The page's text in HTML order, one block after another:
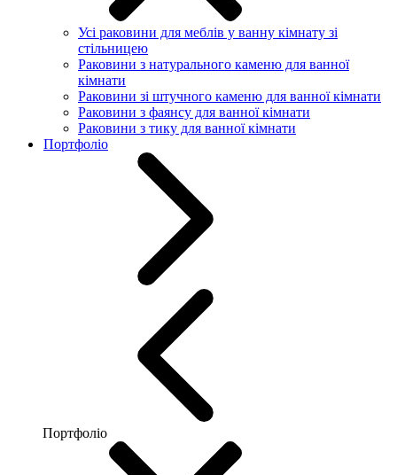
Усі раковини для меблів у ванну кімнату зі
стільницею
Раковини з натурального каменю для ванної
кімнати
Раковини зі штучного каменю для ванної кімнати
Раковини з фаянсу для ванної кімнати
Раковини з тику для ванної кімнати
Портфоліо
Портфоліо